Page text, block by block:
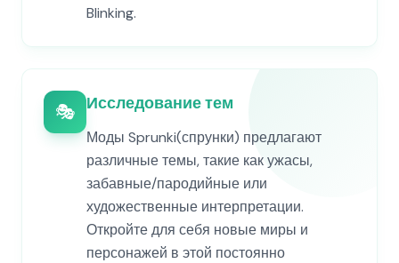
Blinking.
🎭 Исследование тем
Моды Sprunki(спрунки) предлагают
различные темы, такие как ужасы,
забавные/пародийные или
художественные интерпретации.
Откройте для себя новые миры и
персонажей в этой постоянно